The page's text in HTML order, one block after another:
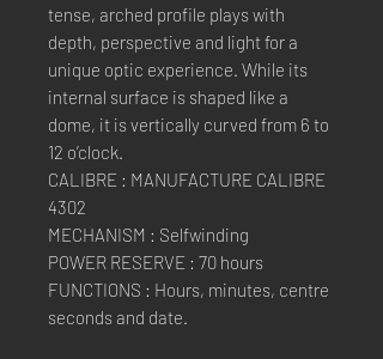
tense, arched profile plays with
depth, perspective and light for a
unique optic experience. While its
internal surface is shaped like a
dome, it is vertically curved from 6 to
12 o’clock.
CALIBRE : MANUFACTURE CALIBRE
4302
MECHANISM : Selfwinding
POWER RESERVE : 70 hours
FUNCTIONS : Hours, minutes, centre
seconds and date.